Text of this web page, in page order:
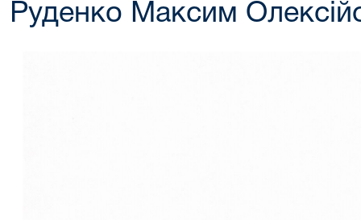
Руденко Максим